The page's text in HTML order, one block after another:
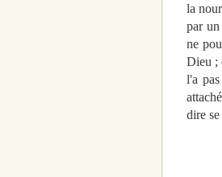
la
par
ne
Dieu ;
l'a
dire